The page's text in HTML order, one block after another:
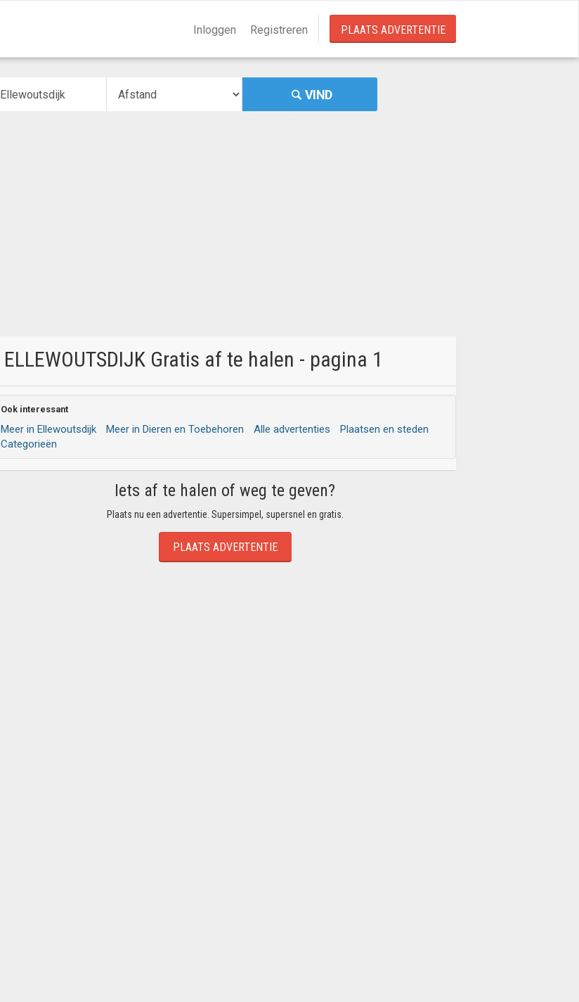
Inloggen Registreren PLAATS ADVERTENTIE
VIND
ELLEWOUTSDIJK Gratis af te halen - pagina 1
Ook interessant
Meer in Ellewoutsdijk Meer in Dieren en Toebehoren Alle advertenties
Plaatsen en steden
Categorieën
Iets af te halen of weg te geven?
Plaats nu een advertentie. Supersimpel, supersnel en gratis.
PLAATS ADVERTENTIE